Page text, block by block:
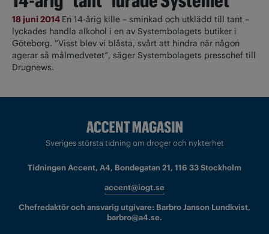
18 juni 2014 En 14-årig kille – sminkad och utklädd till tant –
lyckades handla alkohol i en av Systembolagets butiker i
Göteborg. ”Visst blev vi blåsta, svårt att hindra när någon
agerar så målmedvetet”, säger Systembolagets presschef till
Drugnews.
Sveriges största tidning om droger och nykterhet
Tidningen Accent, A4, Bondegatan 21, 116 33 Stockholm
accent@iogt.se
Chefredaktör och ansvarig utgivare: Barbro Janson Lundkvist,
barbro@a4.se.